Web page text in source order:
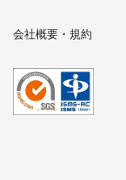
会社概要・規約